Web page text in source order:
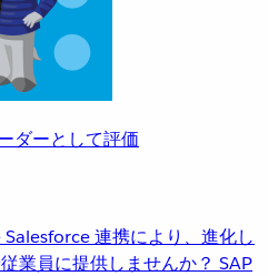
ダーとして評価
Salesforce 連携により、進化し
業員に提供しませんか？ SAP